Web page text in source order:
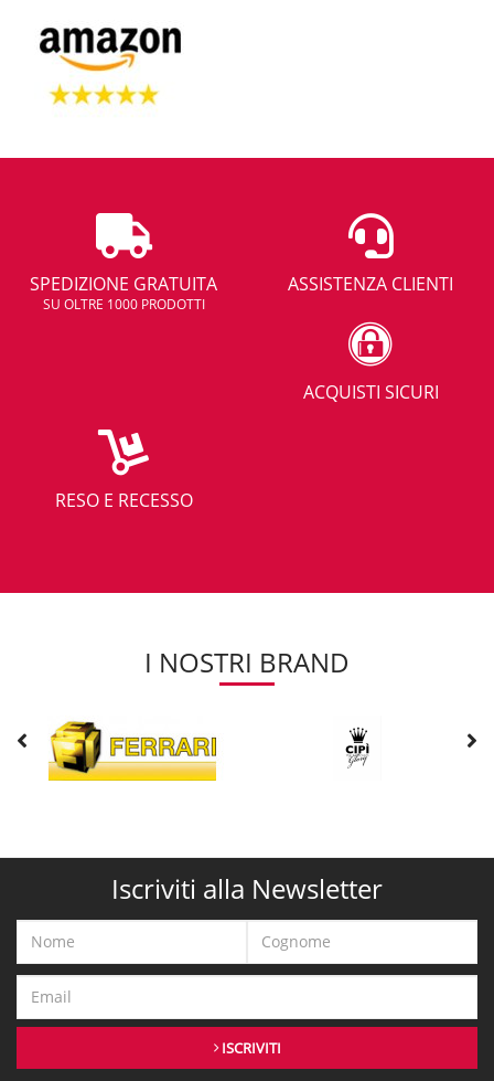
SPEDIZIONE GRATUITA
SU OLTRE 1000 PRODOTTI
ASSISTENZA CLIENTI
ACQUISTI SICURI
RESO E RECESSO
I NOSTRI BRAND
Iscriviti alla Newsletter
ISCRIVITI